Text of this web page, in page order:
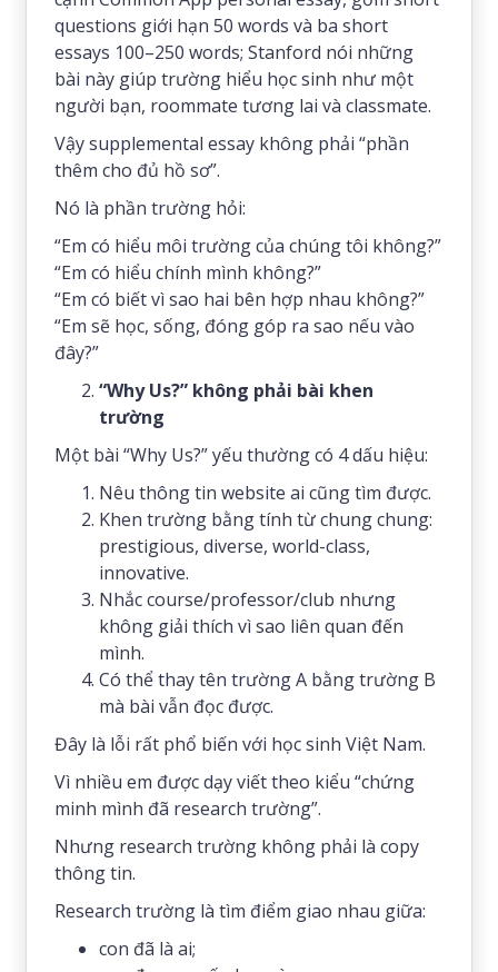
questions giới hạn 50 words và ba short
essays 100–250 words; Stanford nói những
bài này giúp trường hiểu học sinh như một
người bạn, roommate tương lai và classmate.
Vậy supplemental essay không phải “phần
thêm cho đủ hồ sơ”.
Nó là phần trường hỏi:
“Em có hiểu môi trường của chúng tôi không?”
“Em có hiểu chính mình không?”
“Em có biết vì sao hai bên hợp nhau không?”
“Em sẽ học, sống, đóng góp ra sao nếu vào
đây?”
“Why Us?” không phải bài khen
trường
Một bài “Why Us?” yếu thường có 4 dấu hiệu:
Nêu thông tin website ai cũng tìm được.
Khen trường bằng tính từ chung chung:
prestigious, diverse, world-class,
innovative.
Nhắc course/professor/club nhưng
không giải thích vì sao liên quan đến
mình.
Có thể thay tên trường A bằng trường B
mà bài vẫn đọc được.
Đây là lỗi rất phổ biến với học sinh Việt Nam.
Vì nhiều em được dạy viết theo kiểu “chứng
minh mình đã research trường”.
Nhưng research trường không phải là copy
thông tin.
Research trường là tìm điểm giao nhau giữa:
con đã là ai;